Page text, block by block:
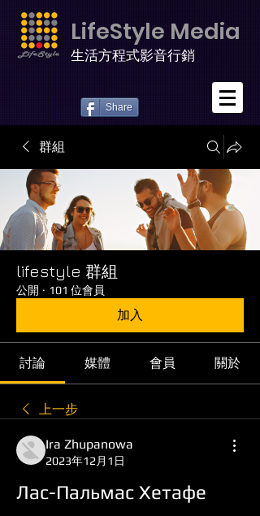
LifeStyle Media
生活方程式影音行銷
Share
群組
lifestyle 群組
公開 · 101 位會員
加入
討論 媒體 會員 關於
上一步
Ira Zhupanowa
2023年12月1日
Лас-Пальмас Хетафе